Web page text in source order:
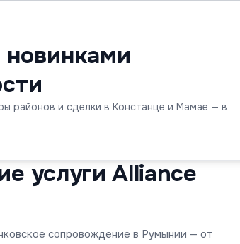
районов и сделки в Констанце и Мамае — в
услуги Alliance
сопровождение в Румынии — от